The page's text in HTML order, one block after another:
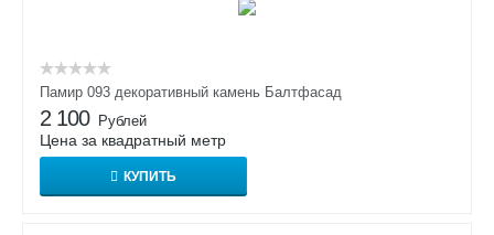
Памир 093 декоративный камень Балтфасад
2 100 Рублей
Цена за квадратный метр
КУПИТЬ